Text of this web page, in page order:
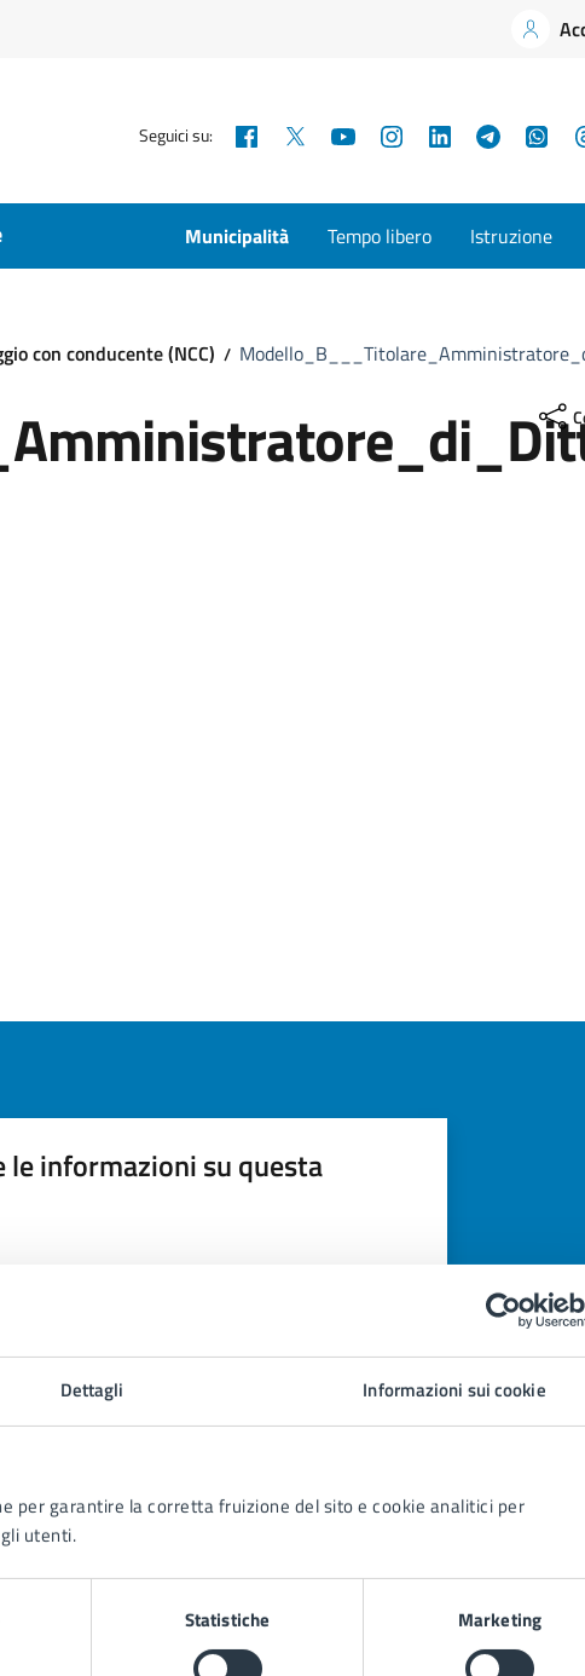
Dettagli Informazioni sui cookie
per garantire la corretta fruizione del sito e cookie analitici per
utenti.
Statistiche Marketing
Seguici su: Facebook YouTubeInstagramLinkedInTelegram
Municipalità Tempo libero Istruzione
con conducente (NCC)
le informazioni su questa
1 a 5 stelle)
per valutare la chiarezza delle informazioni